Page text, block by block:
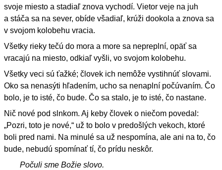
svoje miesto a stadiaľ znova vychodí. Vietor veje na juh
a stáča sa na sever, obíde všadiaľ, krúži dookola a znova sa
v svojom kolobehu vracia.
Všetky rieky tečú do mora a more sa nepreplní, opäť sa
vracajú na miesto, odkiaľ vyšli, vo svojom kolobehu.
Všetky veci sú ťažké; človek ich nemôže vystihnúť slovami.
Oko sa nenasýti hľadením, ucho sa nenaplní počúvaním. Čo
bolo, je to isté, čo bude. Čo sa stalo, je to isté, čo nastane.
Nič nové pod slnkom. Aj keby človek o niečom povedal:
„Pozri, toto je nové,“ už to bolo v predošlých vekoch, ktoré
boli pred nami. Na minulé sa už nespomína, ale ani na to, čo
bude, nebudú spomínať tí, čo prídu neskôr.
Počuli sme Božie slovo.